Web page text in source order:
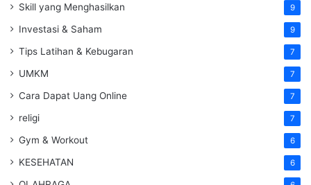
Skill yang Menghasilkan 9
Investasi & Saham 9
Tips Latihan & Kebugaran 7
UMKM 7
Cara Dapat Uang Online 7
religi 7
Gym & Workout 6
KESEHATAN 6